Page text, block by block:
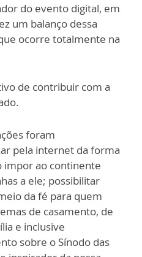
do evento digital, em
um balanço dessa
ocorre totalmente na
de contribuir com a
foram
pela internet da forma
impor ao continente
a ele; possibilitar
da fé para quem
de casamento, de
e inclusive
sobre o Sínodo das